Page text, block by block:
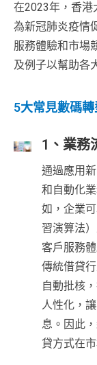
在2023年，香港
為新冠肺炎疫情
服務體驗和市場
及例子以幫助各
5大常見數碼
1、業務
通過應用
和自動化
如，企業
習演算法
客戶服務
傳統借貸
自動批核
人性化，
息。因此
貸方式在